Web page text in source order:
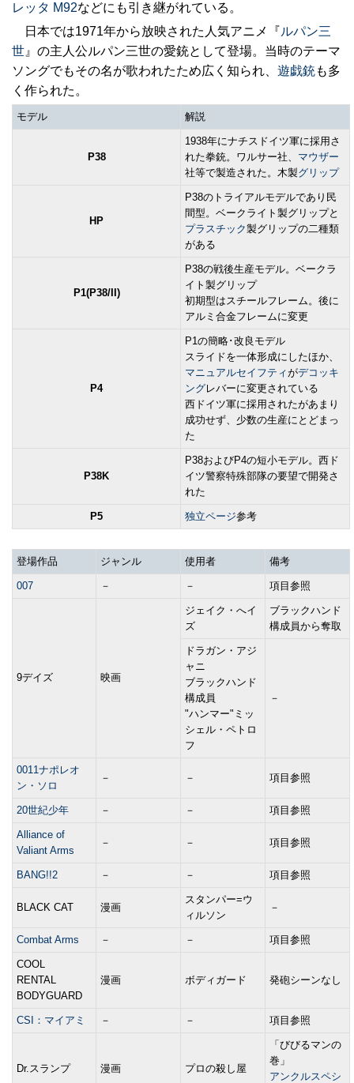
レッタ M92などにも引き継がれている。
日本では1971年から放映された人気アニメ『ルパン三
世 』の主人公ルパン三世の愛銃として登場。当時のテーマ
ソングでもその名が歌われたため広く知られ、 遊戯銃も多
く作られた。
モデル 解説
P38
1938年にナチスドイツ軍に採用さ
れた拳銃。ワルサー社、 マウザー
社等で製造された。木製グリップ
HP
P38のトライアルモデルであり民
間型。ベークライト製グリップと
プラスチック製グリップの二種類
がある
P1(P38/II)
P38の戦後生産モデル。ベークラ
イト製グリップ
初期型はスチールフレーム。後に
アルミ合金フレームに変更
P4
P1の簡略･改良モデル
スライドを一体形成にしたほか、
マニュアルセイフティがデコッキ
ングレバーに変更されている
西ドイツ軍に採用されたがあまり
成功せず、少数の生産にとどまっ
た
P38K
P38およびP4の短小モデル。西ド
イツ警察特殊部隊の要望で開発さ
れた
P5 独立ページ参考
登場作品 ジャンル 使用者 備考
007 － － 項目参照
9デイズ 映画
ジェイク・へイ
ズ
ブラックハンド
構成員から奪取
ドラガン・アジ
ャニ
ブラックハンド
構成員
"ハンマー"ミッ
シェル・ペトロ
フ
－
0011ナポレオ
ン・ソロ
－ － 項目参照
20世紀少年 － － 項目参照
Alliance of
Valiant Arms
－ － 項目参照
BANG!!2 － － 項目参照
BLACK CAT 漫画
スタンパー=ウ
ィルソン
－
Combat Arms － － 項目参照
COOL
RENTAL
BODYGUARD
漫画 ボディガード 発砲シーンなし
CSI：マイアミ － － 項目参照
Dr.スランプ 漫画 プロの殺し屋
「びびるマンの
巻」
アンクルスペシ